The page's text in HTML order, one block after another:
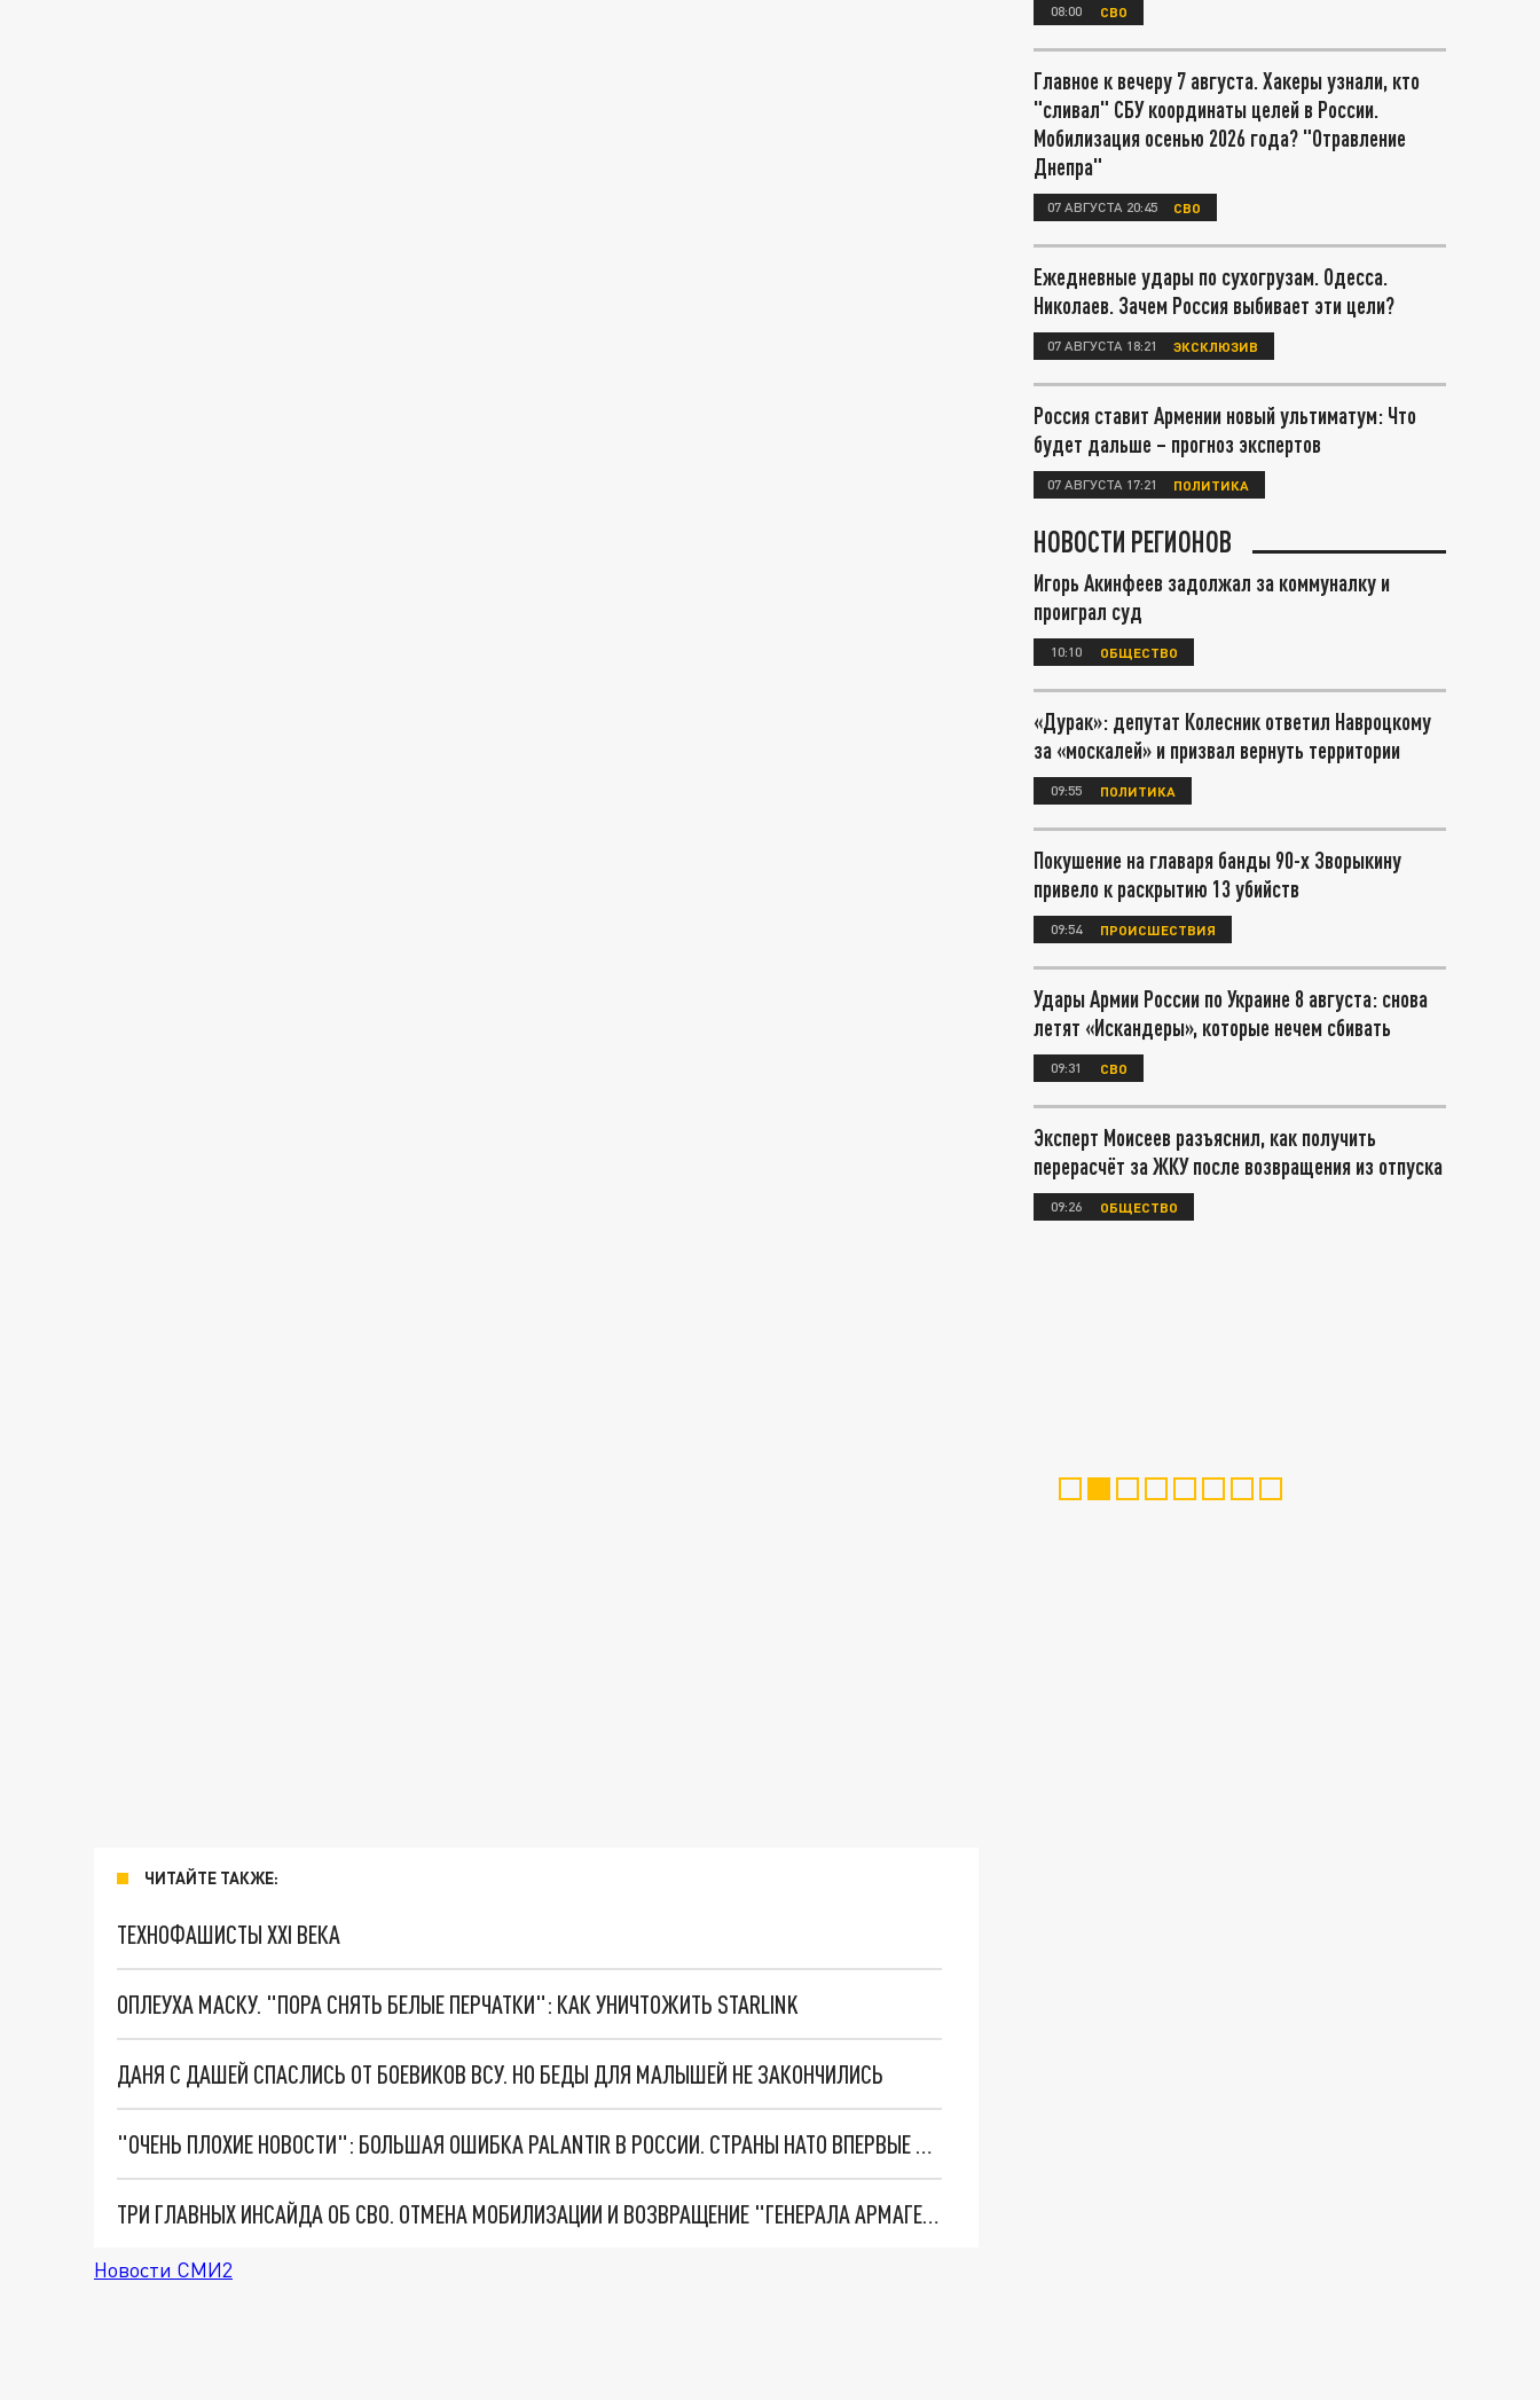
ЧИТАЙТЕ ТАКЖЕ:
ТЕХНОФАШИСТЫ XXI ВЕКА
ОПЛЕУХА МАСКУ. "ПОРА СНЯТЬ БЕЛЫЕ ПЕРЧАТКИ": КАК УНИЧТОЖИТЬ STARLINK
ДАНЯ С ДАШЕЙ СПАСЛИСЬ ОТ БОЕВИКОВ ВСУ. НО БЕДЫ ДЛЯ МАЛЫШЕЙ НЕ ЗАКОНЧИЛИСЬ
"ОЧЕНЬ ПЛОХИЕ НОВОСТИ": БОЛЬШАЯ ОШИБКА PALANTIR В РОССИИ. СТРАНЫ НАТО ВПЕРВЫЕ ЗА СВО ОСТАНОВИЛИ ПОСТАВКИ ОРУЖИЯ. ВСУ ТЕРЯЮТ ПРИГРАНИЧЬЕ?
ТРИ ГЛАВНЫХ ИНСАЙДА ОБ СВО. ОТМЕНА МОБИЛИЗАЦИИ И ВОЗВРАЩЕНИЕ "ГЕНЕРАЛА АРМАГЕДДОНА"? ОТЛИЧНЫЕ НОВОСТИ, КОТОРЫЕ ЖДАЛИ ВСЕ
Новости СМИ2
08:00 СВО
Главное к вечеру 7 августа. Хакеры узнали, кто
"сливал" СБУ координаты целей в России.
Мобилизация осенью 2026 года? "Отравление
Днепра"
07 АВГУСТА 20:45 СВО
Ежедневные удары по сухогрузам. Одесса.
Николаев. Зачем Россия выбивает эти цели?
07 АВГУСТА 18:21 ЭКСКЛЮЗИВ
Россия ставит Армении новый ультиматум: Что
будет дальше – прогноз экспертов
07 АВГУСТА 17:21 ПОЛИТИКА
НОВОСТИ РЕГИОНОВ
Игорь Акинфеев задолжал за коммуналку и
проиграл суд
10:10 ОБЩЕСТВО
«Дурак»: депутат Колесник ответил Навроцкому
за «москалей» и призвал вернуть территории
09:55 ПОЛИТИКА
Покушение на главаря банды 90-х Зворыкину
привело к раскрытию 13 убийств
09:54 ПРОИСШЕСТВИЯ
Удары Армии России по Украине 8 августа: снова
летят «Искандеры», которые нечем сбивать
09:31 СВО
Эксперт Моисеев разъяснил, как получить
перерасчёт за ЖКУ после возвращения из отпуска
09:26 ОБЩЕСТВО